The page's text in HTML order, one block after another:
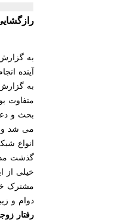
به
آینده
به
متفاوت
بحث و
می شد و
انواع
گذشت
خیلی از
مشترک
دوام و
رفتار